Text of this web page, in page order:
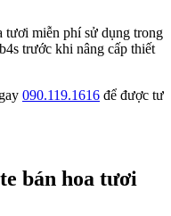
tươi miễn phí sử dụng trong
trước khi nâng cấp thiết
090.119.1616 để được tư
bán hoa tươi